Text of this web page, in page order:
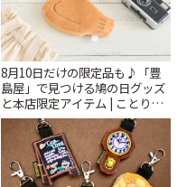
8月10日だけの限定品も♪「豊
島屋」で見つける鳩の日グッズ
と本店限定アイテム | ことりっ
ぷ